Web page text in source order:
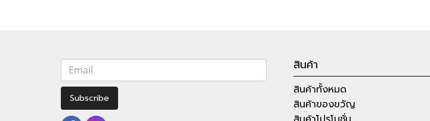
Subscribe
สินค้า
สินค้าทั้งหมด
สินค้าของขวัญ